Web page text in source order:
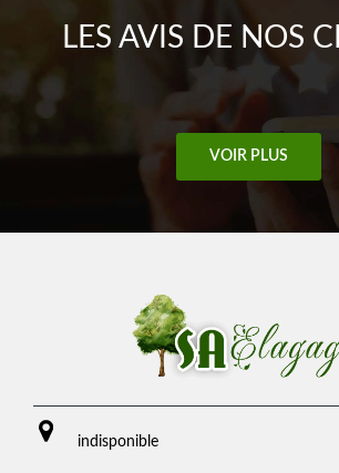
LES AVIS DE NOS
VOIR PLUS
indisponible